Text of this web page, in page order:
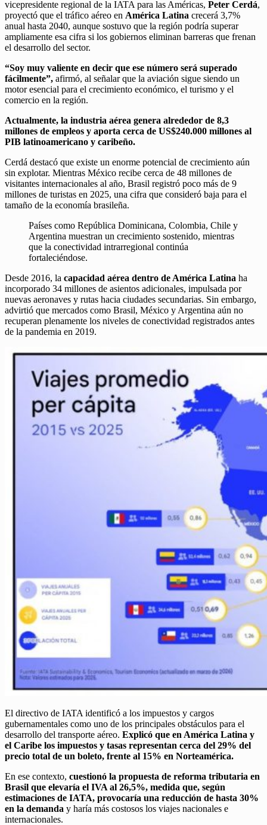
vicepresidente regional de la IATA para las Américas, Peter Cerdá,
proyectó que el tráfico aéreo en América Latina crecerá 3,7%
anual hasta 2040, aunque sostuvo que la región podría superar
ampliamente esa cifra si los gobiernos eliminan barreras que frenan
el desarrollo del sector.
“Soy muy valiente en decir que ese número será superado
fácilmente”, afirmó, al señalar que la aviación sigue siendo un
motor esencial para el crecimiento económico, el turismo y el
comercio en la región.
Actualmente, la industria aérea genera alrededor de 8,3
millones de empleos y aporta cerca de US$240.000 millones al
PIB latinoamericano y caribeño.
Cerdá destacó que existe un enorme potencial de crecimiento aún
sin explotar. Mientras México recibe cerca de 48 millones de
visitantes internacionales al año, Brasil registró poco más de 9
millones de turistas en 2025, una cifra que consideró baja para el
tamaño de la economía brasileña.
Países como República Dominicana, Colombia, Chile y
Argentina muestran un crecimiento sostenido, mientras
que la conectividad intrarregional continúa
fortaleciéndose.
Desde 2016, la capacidad aérea dentro de América Latina ha
incorporado 34 millones de asientos adicionales, impulsada por
nuevas aeronaves y rutas hacia ciudades secundarias. Sin embargo,
advirtió que mercados como Brasil, México y Argentina aún no
recuperan plenamente los niveles de conectividad registrados antes
de la pandemia en 2019.
El directivo de IATA identificó a los impuestos y cargos
gubernamentales como uno de los principales obstáculos para el
desarrollo del transporte aéreo. Explicó que en América Latina y
el Caribe los impuestos y tasas representan cerca del 29% del
precio total de un boleto, frente al 15% en Norteamérica.
En ese contexto, cuestionó la propuesta de reforma tributaria en
Brasil que elevaría el IVA al 26,5%, medida que, según
estimaciones de IATA, provocaría una reducción de hasta 30%
en la demanda y haría más costosos los viajes nacionales e
internacionales.